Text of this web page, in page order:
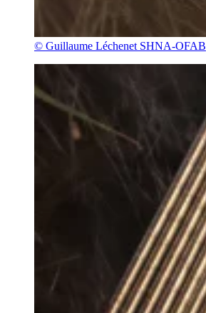
© Guillaume Léchenet SHNA-OFAB